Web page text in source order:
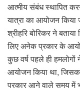
आत्मीय संबंध स्थापित
यात्रा का आयोजन किया
श्रीहरि बोरिकर ने
लिए अनेक प्रकार के
कुछ वर्ष पहले ही हमलोगों
आयोजन किया था,
प्रकार आने वाले समय में